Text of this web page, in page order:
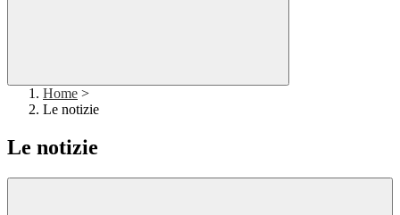
Home >
Le notizie
Le notizie